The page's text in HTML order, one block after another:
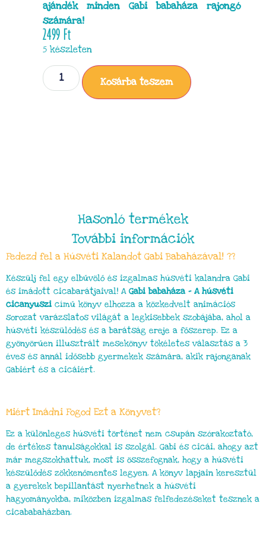
ajándék minden Gabi babaháza rajongó
számára!
2499Ft
5 készleten
Kosárba teszem
Hasonló termékek
További információk
Fedezd fel a Húsvéti Kalandot Gabi Babaházával! ??
Készülj fel egy elbűvölő és izgalmas húsvéti kalandra Gabi
és imádott cicabarátjaival! A Gabi babaháza – A húsvéti
cicanyuszi című könyv elhozza a közkedvelt animációs
sorozat varázslatos világát a legkisebbek szobájába, ahol a
húsvéti készülődés és a barátság ereje a főszerep. Ez a
gyönyörűen illusztrált mesekönyv tökéletes választás a 3
éves és annál idősebb gyermekek számára, akik rajonganak
Gabiért és a cicáiért.
Miért Imádni Fogod Ezt a Könyvet?
Ez a különleges húsvéti történet nem csupán szórakoztató,
de értékes tanulságokkal is szolgál. Gabi és cicái, ahogy azt
már megszokhattuk, most is összefognak, hogy a húsvéti
készülődés zökkenőmentes legyen. A könyv lapjain keresztül
a gyerekek bepillantást nyerhetnek a húsvéti
hagyományokba, miközben izgalmas felfedezéseket tesznek a
cicababaházban.